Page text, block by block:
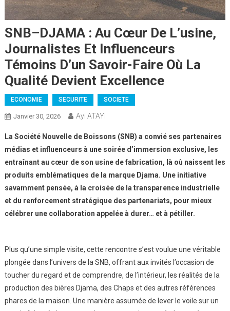
SNB–DJAMA : Au Cœur De L’usine,
Journalistes Et Influenceurs
Témoins D’un Savoir-Faire Où La
Qualité Devient Excellence
ECONOMIE SECURITE SOCIETE
Janvier 30, 2026 Ayi ATAYI
La Société Nouvelle de Boissons (SNB) a convié ses partenaires
médias et influenceurs à une soirée d’immersion exclusive, les
entraînant au cœur de son usine de fabrication, là où naissent les
produits emblématiques de la marque Djama. Une initiative
savamment pensée, à la croisée de la transparence industrielle
et du renforcement stratégique des partenariats, pour mieux
célébrer une collaboration appelée à durer… et à pétiller.
Plus qu’une simple visite, cette rencontre s’est voulue une véritable
plongée dans l’univers de la SNB, offrant aux invités l’occasion de
toucher du regard et de comprendre, de l’intérieur, les réalités de la
production des bières Djama, des Chaps et des autres références
phares de la maison. Une manière assumée de lever le voile sur un